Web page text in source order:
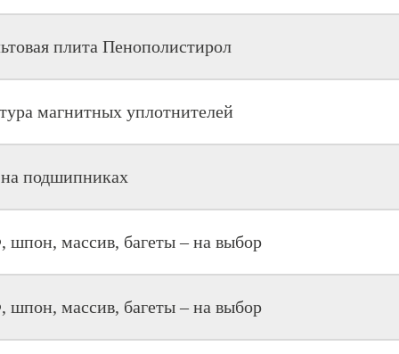
плита Пенополистирол
магнитных уплотнителей
подшипниках
массив, багеты – на выбор
массив, багеты – на выбор